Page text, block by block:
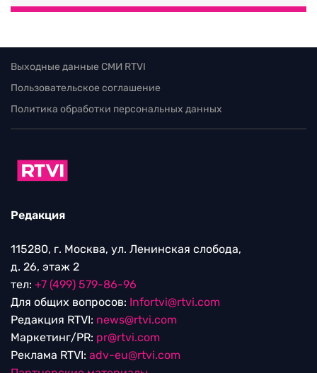
Выходные данные СМИ RTVI
Пользовательское соглашение
Политика обработки персональных данных
Редакция
115280, г. Москва, ул. Ленинская слобода,
д. 26, этаж 2
тел: +7 (499) 579-86-96
Для общих вопросов: Infortvi@rtvi.com
Редакция RTVI: news@rtvi.com
Маркетинг/PR: pr@rtvi.com
Реклама RTVI: adv-eu@rtvi.com